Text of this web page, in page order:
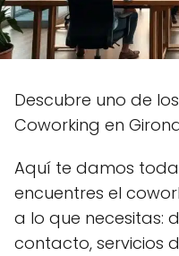
Descubre uno de
Coworking en
Aquí te damos
encuentres el
a lo que necesitas:
contacto, servicios